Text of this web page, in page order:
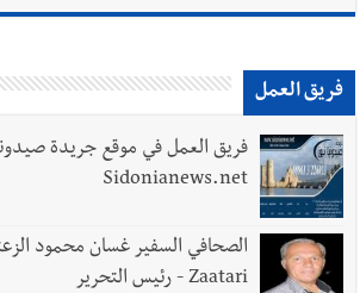
العالم العربي
يبقى الشعب الفلسطيني يعيش كل هذا الألم؟
أخبار العالم
الرئيس الأميركي ترامب يحذّر
وإعلام إيراني: الاتّفاق مع عُمان مؤجّل ما
فريق العمل
فريق العمل في موقع جريدة
Sidonianews.net
Zaatari - رئيس التحرير